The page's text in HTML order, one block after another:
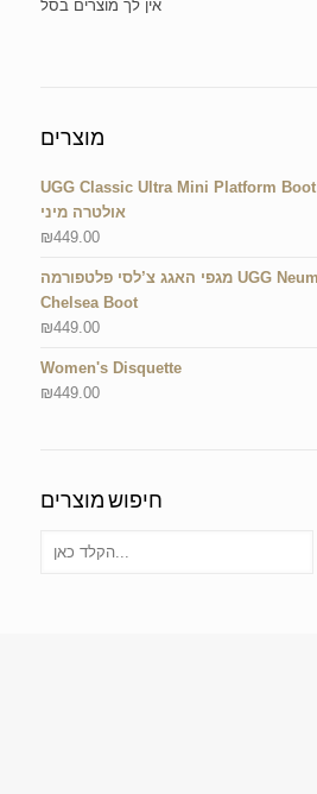
מוצרים
UGG Classic Ultra Mini Platform Boot מגפי האגג
אולטרה מיני
₪449.00
מגפי האגג צ’לסי פלטפורמה UGG Neumel Platform
Chelsea Boot
₪449.00
Women's Disquette
₪449.00
חיפוש מוצרים